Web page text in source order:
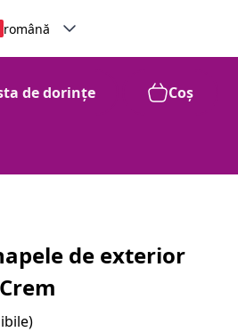
română
de dorințe Coș
de exterior